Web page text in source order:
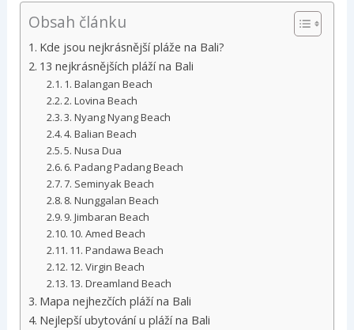
Obsah článku
Kde jsou nejkrásnější pláže na Bali?
13 nejkrásnějších pláží na Bali
1. Balangan Beach
2. Lovina Beach
3. Nyang Nyang Beach
4. Balian Beach
5. Nusa Dua
6. Padang Padang Beach
7. Seminyak Beach
8. Nunggalan Beach
9. Jimbaran Beach
10. Amed Beach
11. Pandawa Beach
12. Virgin Beach
13. Dreamland Beach
Mapa nejhezčích pláží na Bali
Nejlepší ubytování u pláží na Bali